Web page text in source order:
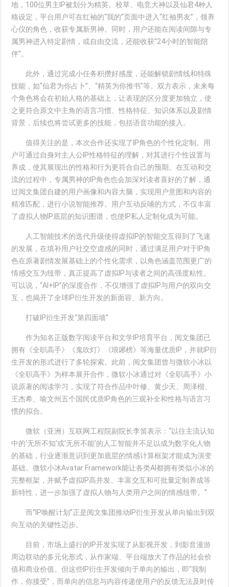
地，100位男主IP被划分为精英、校草、电竞大神以及仙君4种人
格设定，平台用户可在红袖的“我的”页面中进入“红袖男友”，领养
心仪的角色，收获专属新男神。同时，用户还能在阅读间隙与专
属男神进入特定剧情，或自由交流，还能收获“24小时的智能陪
伴”。
此外，通过完成小任务积攒好感度，还能解锁剧情线和特殊
技能，如“仙君为你占卜”、“精英为你推书”等。双方表示，未来每
个角色将会在初始人格的基础上，让表现的区分度更加独立，使
之更符合原文中主角的语言习惯、性格特征、知识体系以及剧情
背景，后续也将尝试更多的技能，包括语音功能的接入。
值得关注的是，本次合作还实现了IP角色的个性化定制。用
户可通过自身对主人公IP性格特征的理解，对其进行个性设置与
养成，使其展现出的性格和行为更符合自己的预期。在互动和交
流的过程中，专属男神的IP角色也会加深对读者喜好的了解，通
过阅文集团自建的用户画像和内容大脑，实现用户意图和内容的
精准匹配，进行小说智能推荐。用户互动反哺的方式，不仅丰富
了虚拟人物IP底层的知识图谱，也使IP私人定制化成为可能。
人工智能技术的迭代升级使得虚拟IP的智能交互得到了飞速
的发展，在填补用户社交空虚感的同时，通过满足用户对于IP角
色在原著剧情发展基础上的个性化需求，以角色涵盖范围更广的
情感交互为纽带，真正提高了虚拟IP与读者之间的高强度粘性。
可以说，“AI+IP”的深度合作，不仅增强了虚拟IP与用户的双向交
互，也揭开了全球IP衍生开发的新面容、新方向。
打破IP衍生开发“第四面墙”
作为知名正版数字阅读平台和文学IP培育平台，阅文集团已
拥有《全职高手》《鬼吹灯》《琅琊榜》等海量优质IP，并就IP衍
生开发的形式进行了多轮探索。此前，阅文集团曾与微软小冰以
《全职高手》为样本展开合作，微软小冰通过对《全职高手》小
说原著的阅读学习，实现了符合作品中叶修、黄少天、周泽楷、
王杰希、喻文州五个国民优质IP角色的三观补全和性格与语言习
惯的拟合。
微软（亚洲）互联网工程院副院长李笛表示：“以往主流认知
中的‘无所不知’或‘无所不能’的人工智能并不足以成为数字化人物
的基础，行业逐渐意识到更加底层的情感计算框架才能成为演变
基础。微软小冰Avatar Framework能让各类AI都拥有类似小冰的
完整框架，并赋予虚拟IP高并发、丰富交互和可批量定制养成等
新特性，进一步加强了虚拟人物与人类用户之间的情感纽带。”
而“IP唤醒计划”正是阅文集团推动IP衍生开发从单向输出到双
向互动的关键性迈步。
目前，市场上盛行的IP开发实现了从影视开发，到影音漫游
周边联动的多元化形式，从作家端、平台端放大了作品的社会价
值和商业价值。但这些IP衍生开发倾向于单向的输出，即“我制
作，你接受”，而单向的信息与内容传递使用户的反馈无法及时传